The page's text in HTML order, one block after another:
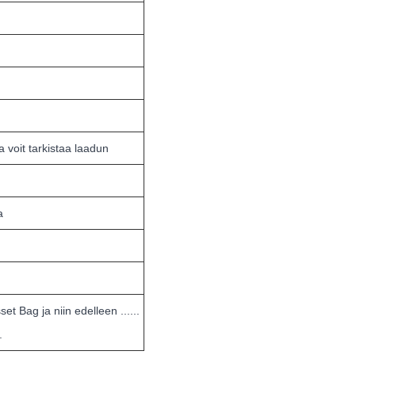
voit tarkistaa laadun
Bag ja niin edelleen ......